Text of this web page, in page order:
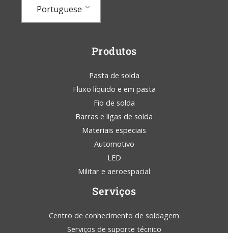
Portuguese
Produtos
Pasta de solda
Fluxo líquido e em pasta
Fio de solda
Barras e ligas de solda
Materiais especiais
Automotivo
LED
Militar e aeroespacial
Serviços
Centro de conhecimento de soldagem
Serviços de suporte técnico